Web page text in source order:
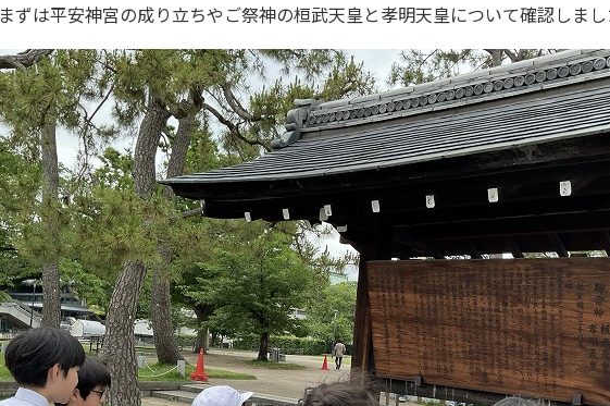
まずは平安神宮の成り立ちやご祭神の桓武天皇と孝明天皇について確認しまし